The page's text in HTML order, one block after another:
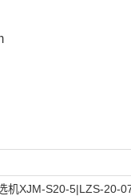
机XJM-S20-5|LZS-20-